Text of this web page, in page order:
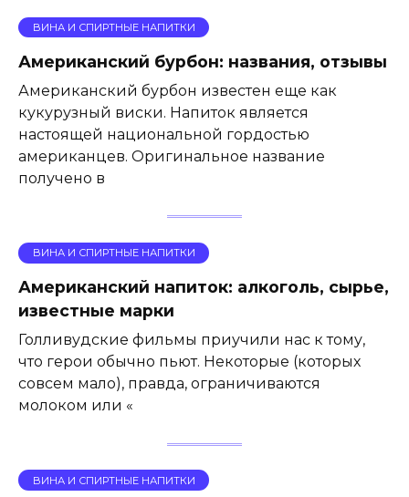
ВИНА И СПИРТНЫЕ НАПИТКИ
Американский бурбон: названия, отзывы
Американский бурбон известен еще как
кукурузный виски. Напиток является
настоящей национальной гордостью
американцев. Оригинальное название
получено в
ВИНА И СПИРТНЫЕ НАПИТКИ
Американский напиток: алкоголь, сырье,
известные марки
Голливудские фильмы приучили нас к тому,
что герои обычно пьют. Некоторые (которых
совсем мало), правда, ограничиваются
молоком или «
ВИНА И СПИРТНЫЕ НАПИТКИ